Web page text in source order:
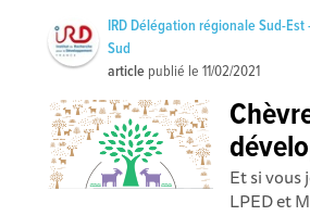
IRD Délégation régionale Sud-
Sud
article publié le11/02/2021
Et si vous
LPED et